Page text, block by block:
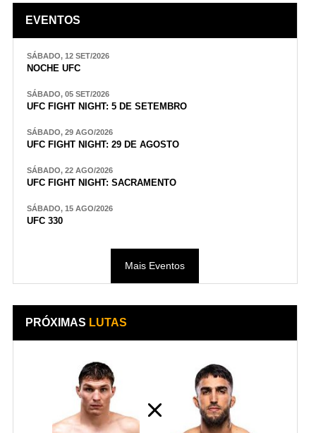
EVENTOS
SÁBADO, 12 SET/2026
NOCHE UFC
SÁBADO, 05 SET/2026
UFC FIGHT NIGHT: 5 DE SETEMBRO
SÁBADO, 29 AGO/2026
UFC FIGHT NIGHT: 29 DE AGOSTO
SÁBADO, 22 AGO/2026
UFC FIGHT NIGHT: SACRAMENTO
SÁBADO, 15 AGO/2026
UFC 330
Mais Eventos
PRÓXIMAS LUTAS